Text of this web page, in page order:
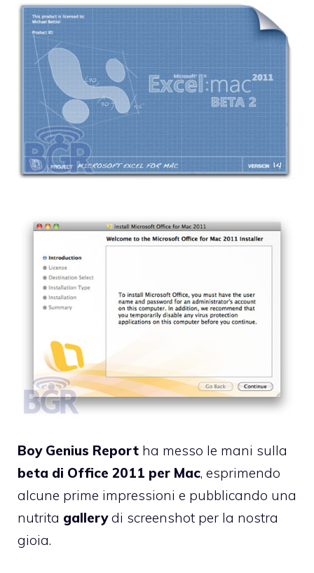
Boy Genius Report ha messo le mani sulla
beta di Office 2011 per Mac, esprimendo
alcune prime impressioni e pubblicando una
nutrita gallerydi screenshot per la nostra
gioia.